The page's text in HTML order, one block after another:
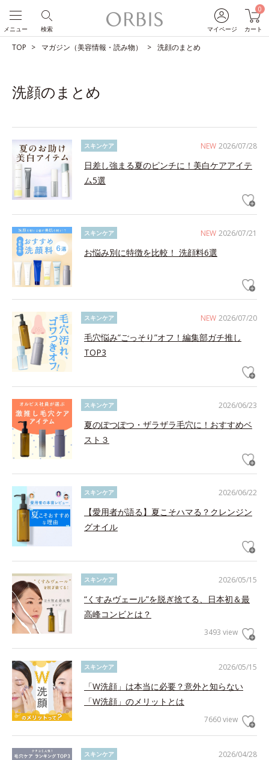
マイページ
0
カート
検索
メニュー
TOP マガジン（美容情報・読み物） 洗顔のまとめ
洗顔のまとめ
NEW 2026/07/28
スキンケア
日差し強まる夏のピンチに！美白ケアアイテ
ム5選
NEW 2026/07/21
スキンケア
お悩み別に特徴を比較！ 洗顔料6選
NEW 2026/07/20
スキンケア
毛穴悩み”ごっそり”オフ！編集部ガチ推し
TOP3
2026/06/23
スキンケア
夏のぽつぽつ・ザラザラ毛穴に！おすすめベ
スト３
2026/06/22
スキンケア
【愛用者が語る】夏こそハマる？クレンジン
グオイル
2026/05/15
スキンケア
“くすみヴェール”を脱ぎ捨てる、日本初＆最
高峰コンビとは？
3493 view
2026/05/15
スキンケア
「W洗顔」は本当に必要？意外と知らない
「W洗顔」のメリットとは
7660 view
2026/04/28
スキンケア